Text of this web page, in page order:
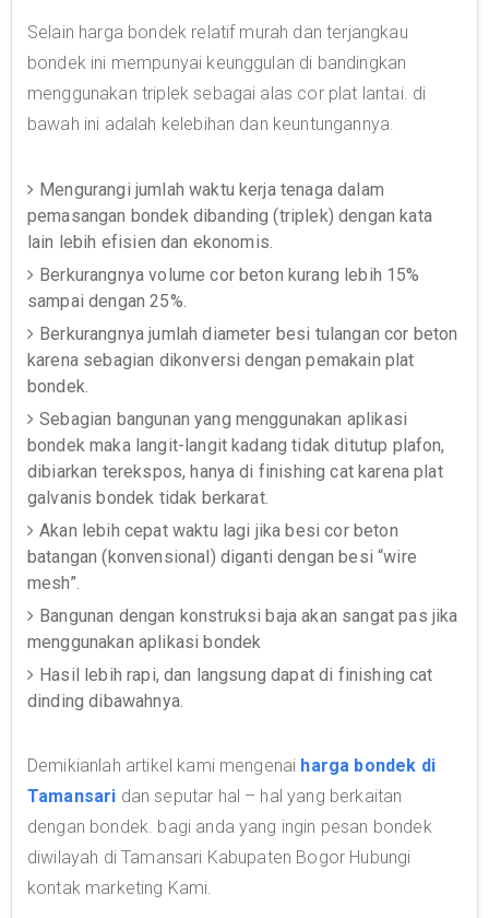
Selain harga bondek relatif murah dan terjangkau
bondek ini mempunyai keunggulan di bandingkan
menggunakan triplek sebagai alas cor plat lantai. di
bawah ini adalah kelebihan dan keuntungannya.
Mengurangi jumlah waktu kerja tenaga dalam
pemasangan bondek dibanding (triplek) dengan kata
lain lebih efisien dan ekonomis.
Berkurangnya volume cor beton kurang lebih 15%
sampai dengan 25%.
Berkurangnya jumlah diameter besi tulangan cor beton
karena sebagian dikonversi dengan pemakain plat
bondek.
Sebagian bangunan yang menggunakan aplikasi
bondek maka langit-langit kadang tidak ditutup plafon,
dibiarkan terekspos, hanya di finishing cat karena plat
galvanis bondek tidak berkarat.
Akan lebih cepat waktu lagi jika besi cor beton
batangan (konvensional) diganti dengan besi “wire
mesh”.
Bangunan dengan konstruksi baja akan sangat pas jika
menggunakan aplikasi bondek
Hasil lebih rapi, dan langsung dapat di finishing cat
dinding dibawahnya.
Demikianlah artikel kami mengenai harga bondek di
Tamansari dan seputar hal – hal yang berkaitan
dengan bondek. bagi anda yang ingin pesan bondek
diwilayah di Tamansari Kabupaten Bogor Hubungi
kontak marketing Kami.